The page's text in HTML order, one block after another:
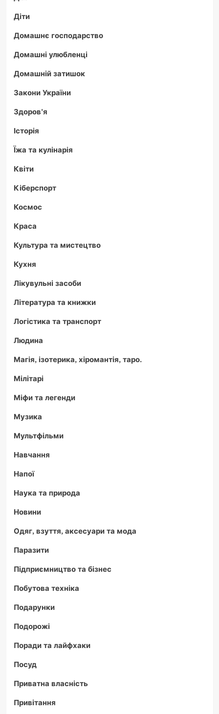
Діти
Домашнє господарство
Домашні улюбленці
Домашній затишок
Закони України
Здоров'я
Історія
Їжа та кулінарія
Квіти
Кіберспорт
Космос
Краса
Культура та мистецтво
Кухня
Лікувульні засоби
Література та книжки
Логістика та транспорт
Людина
Магія, ізотерика, хіромантія, таро.
Мілітарі
Міфи та легенди
Музика
Мультфільми
Навчання
Напої
Наука та природа
Новини
Одяг, взуття, аксесуари та мода
Паразити
Підприємництво та бізнес
Побутова техніка
Подарунки
Подорожі
Поради та лайфхаки
Посуд
Приватна власність
Привітання